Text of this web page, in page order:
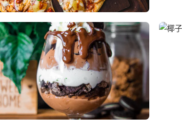
新鲜采摘的椰子 清凉